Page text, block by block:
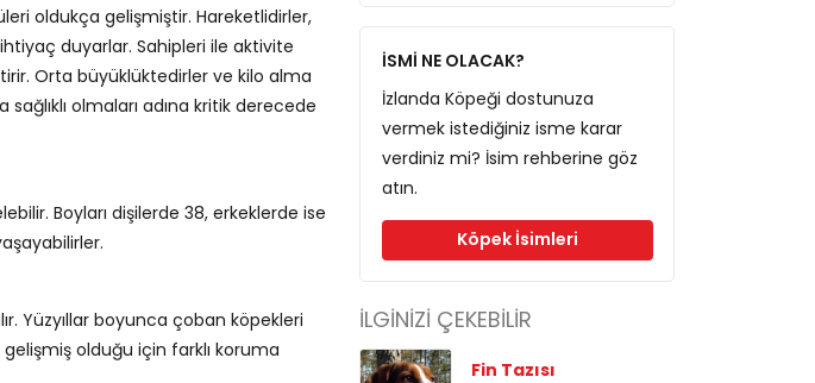
oldukça gelişmiştir. Hareketlidirler,
duyarlar. Sahipleri ile aktivite
Orta büyüklüktedirler ve kilo alma
olmaları adına kritik derecede
Boyları dişilerde 38, erkeklerde ise
Yüzyıllar boyunca çoban köpekleri
gelişmiş olduğu için farklı koruma
İSMİ NE OLACAK?
İzlanda Köpeği dostunuza
vermek istediğiniz isme karar
verdiniz mi? İsim rehberine göz
atın.
Köpek İsimleri
İLGİNİZİ ÇEKEBİLİR
Fin Tazısı